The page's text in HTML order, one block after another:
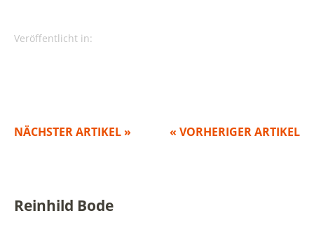
Veröffentlicht in:
NÄCHSTER ARTIKEL » « VORHERIGER ARTIKEL
Reinhild Bode